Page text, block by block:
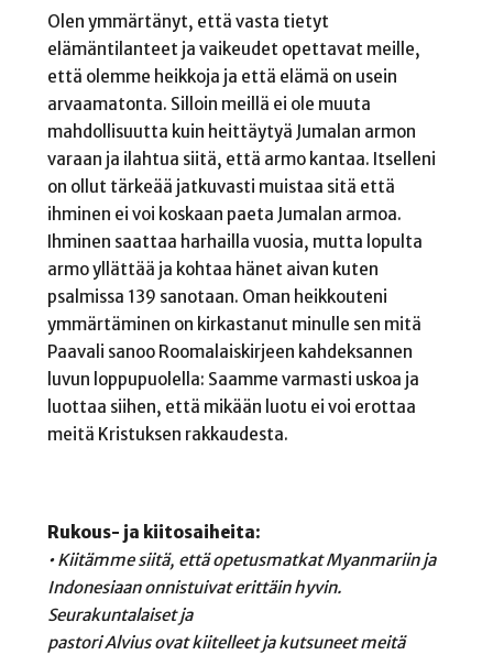
Olen ymmärtänyt, että vasta tietyt
elämäntilanteet ja vaikeudet opettavat meille,
että olemme heikkoja ja että elämä on usein
arvaamatonta. Silloin meillä ei ole muuta
mahdollisuutta kuin heittäytyä Jumalan armon
varaan ja ilahtua siitä, että armo kantaa. Itselleni
on ollut tärkeää jatkuvasti muistaa sitä että
ihminen ei voi koskaan paeta Jumalan armoa.
Ihminen saattaa harhailla vuosia, mutta lopulta
armo yllättää ja kohtaa hänet aivan kuten
psalmissa 139 sanotaan. Oman heikkouteni
ymmärtäminen on kirkastanut minulle sen mitä
Paavali sanoo Roomalaiskirjeen kahdeksannen
luvun loppupuolella: Saamme varmasti uskoa ja
luottaa siihen, että mikään luotu ei voi erottaa
meitä Kristuksen rakkaudesta.
Rukous- ja kiitosaiheita:
• Kiitämme siitä, että opetusmatkat Myanmariin ja
Indonesiaan onnistuivat erittäin hyvin.
Seurakuntalaiset ja
pastori Alvius ovat kiitelleet ja kutsuneet meitä